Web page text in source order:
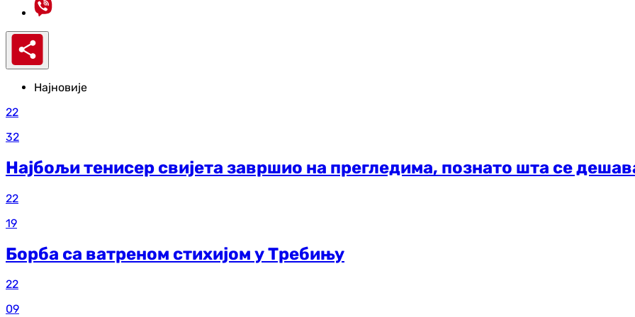
Најновије
22
32
Најбољи тенисер свијета завршио на прегледима, познато шта се
22
19
Борба са ватреном стихијом у Требињу
22
09